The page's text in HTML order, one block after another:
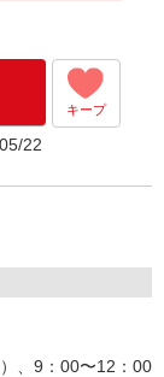
キープ
22
、9：00〜12：00